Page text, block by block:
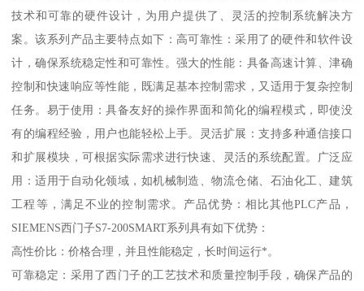
技术和可靠的硬件设计，为用户提供了、灵活的控制系统解决方
案。该系列产品主要特点如下：高可靠性：采用了的硬件和软件设
计，确保系统稳定性和可靠性。强大的性能：具备高速计算、津确
控制和快速响应等性能，既满足基本控制需求，又适用于复杂控制
任务。易于使用：具备友好的操作界面和简化的编程模式，即使没
有的编程经验，用户也能轻松上手。灵活扩展：支持多种通信接口
和扩展模块，可根据实际需求进行快速、灵活的系统配置。广泛应
用：适用于自动化领域，如机械制造、物流仓储、石油化工、建筑
工程等，满足不业的控制需求。产品优势：相比其他PLC产品，
SIEMENS西门子S7-200SMART系列具有如下优势：
高性价比：价格合理，并且性能稳定，长时间运行*。
可靠稳定：采用了西门子的工艺技术和质量控制手段，确保产品的